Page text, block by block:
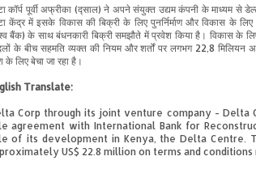
कॉर्प पूर्वी अफ्रीका (द्साल) ने अपने संयुक्त उद्यम कंपनी के माध्यम से
केंद्र में इसके विकास की बिक्री के लिए पुनर्निर्माण और विकास के लिए
बैंक) के साथ बंधनकारी बिक्री समझौते में प्रवेश किया है। विकास के
के बीच सहमति व्यक्त की नियम और शर्तों पर लगभग 22,8 मिलियन
के लिए बेचा जा रहा है।
Translate:
Corp through its joint venture company - Delta
agreement with International Bank for
of its development in Kenya, the Delta
US$ 22.8 million on terms and